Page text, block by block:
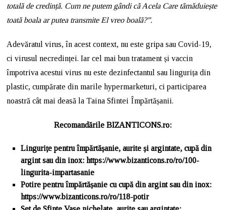
totală de credință. Cum ne putem gândi că Acela Care tămăduiește
toată boala ar putea transmite El vreo boală?”.
Adevăratul virus, în acest context, nu este gripa sau Covid-19,
ci virusul necredinței. Iar cel mai bun tratament și vaccin
împotriva acestui virus nu este dezinfectantul sau lingurița din
plastic, cumpărate din marile hypermarketuri, ci participarea
noastră cât mai deasă la Taina Sfintei Împărtășanii.
Recomandările BIZANTICONS.ro:
Lingurițe pentru împărtășanie, aurite și argintate, cupă din
argint sau din inox: https://www.bizanticons.ro/ro/100-
lingurita-impartasanie
Potire pentru împărtășanie cu cupă din argint sau din inox:
https://www.bizanticons.ro/ro/118-potir